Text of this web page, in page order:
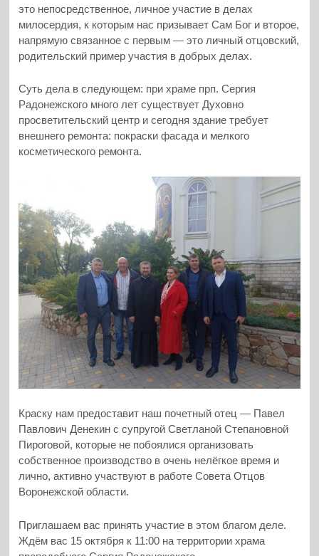
это непосредственное, личное участие в делах
милосердия, к которым нас призывает Сам Бог и второе,
напрямую связанное с первым — это личный отцовский,
родительский пример участия в добрых делах.
Суть дела в следующем: при храме прп. Сергия
Радонежского много лет существует Духовно
просветительский центр и сегодня здание требует
внешнего ремонта: покраски фасада и мелкого
косметического ремонта.
Краску нам предоставит наш почетный отец — Павел
Павлович Денекин с супругой Светланой Степановной
Пироговой, которые не побоялися организовать
собственное производство в очень нелёгкое время и
лично, активно участвуют в работе Совета Отцов
Воронежской области.
Приглашаем вас принять участие в этом благом деле.
Ждём вас 15 октября к 11:00 на территории храма